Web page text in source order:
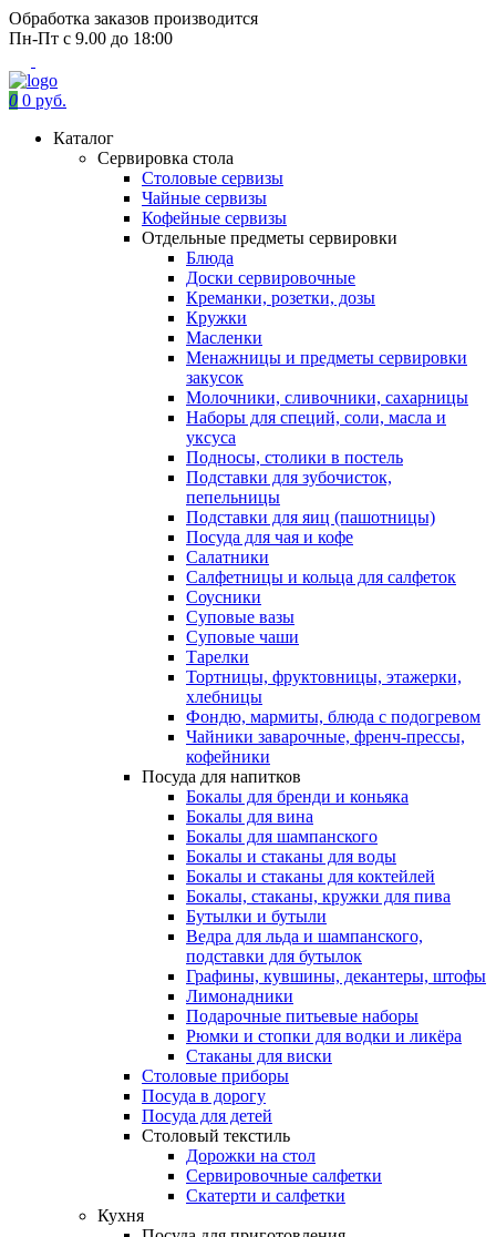
Обработка заказов производится
Пн-Пт с 9.00 до 18:00
0 0 руб.
Каталог
Сервировка стола
Столовые сервизы
Чайные сервизы
Кофейные сервизы
Отдельные предметы сервировки
Блюда
Доски сервировочные
Креманки, розетки, дозы
Кружки
Масленки
Менажницы и предметы сервировки
закусок
Молочники, сливочники, сахарницы
Наборы для специй, соли, масла и
уксуса
Подносы, столики в постель
Подставки для зубочисток,
пепельницы
Подставки для яиц (пашотницы)
Посуда для чая и кофе
Салатники
Салфетницы и кольца для салфеток
Соусники
Суповые вазы
Суповые чаши
Тарелки
Тортницы, фруктовницы, этажерки,
хлебницы
Фондю, мармиты, блюда с подогревом
Чайники заварочные, френч-прессы,
кофейники
Посуда для напитков
Бокалы для бренди и коньяка
Бокалы для вина
Бокалы для шампанского
Бокалы и стаканы для воды
Бокалы и стаканы для коктейлей
Бокалы, стаканы, кружки для пива
Бутылки и бутыли
Ведра для льда и шампанского,
подставки для бутылок
Графины, кувшины, декантеры, штофы
Лимонадники
Подарочные питьевые наборы
Рюмки и стопки для водки и ликёра
Стаканы для виски
Столовые приборы
Посуда в дорогу
Посуда для детей
Столовый текстиль
Дорожки на стол
Сервировочные салфетки
Скатерти и салфетки
Кухня